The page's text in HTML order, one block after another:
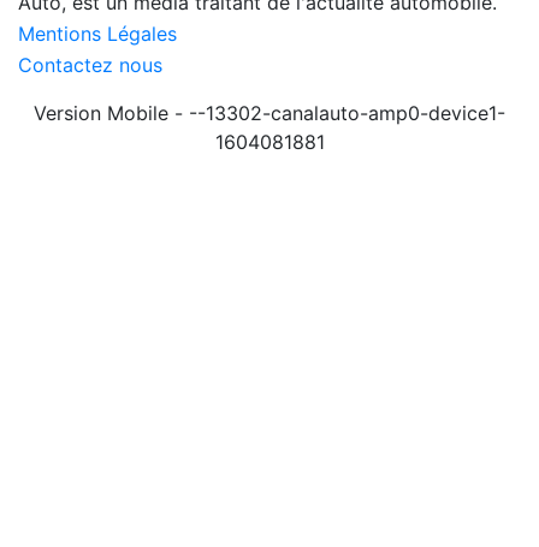
Mentions Légales
Contactez nous
Version Mobile - --13302-canalauto-amp0-device1-
1604081881